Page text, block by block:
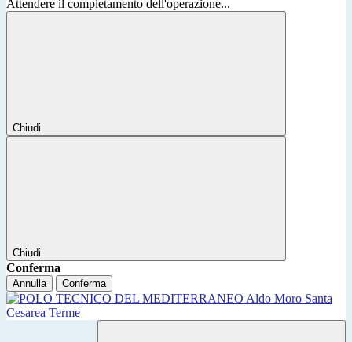
Attendere il completamento dell'operazione...
Chiudi
Chiudi
Conferma
Annulla Conferma